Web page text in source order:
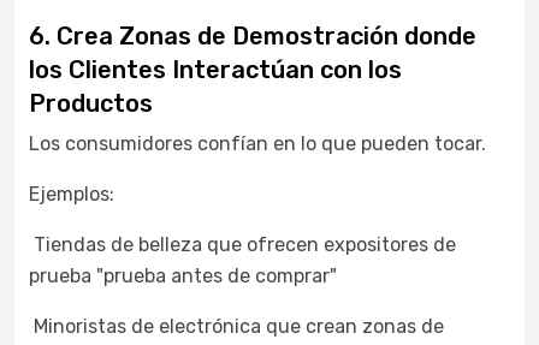
6. Crea Zonas de Demostración donde
los Clientes Interactúan con los
Productos
Los consumidores confían en lo que pueden tocar.
Ejemplos:
Tiendas de belleza que ofrecen expositores de
prueba "prueba antes de comprar"
Minoristas de electrónica que crean zonas de